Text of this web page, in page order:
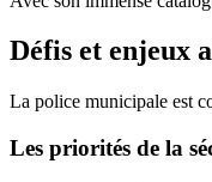
Défis et enjeux
La police municipale est
Les priorités de la